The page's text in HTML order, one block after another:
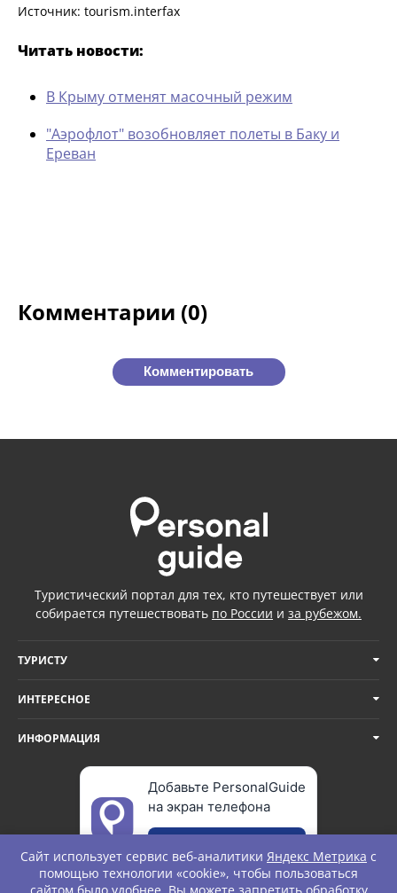
Источник: tourism.interfax
Читать новости:
В Крыму отменят масочный режим
"Аэрофлот" возобновляет полеты в Баку и
Ереван
Комментарии (0)
Комментировать
Туристический портал для тех, кто путешествует или
собирается путешествовать по России и за рубежом.
ТУРИСТУ
ИНТЕРЕСНОЕ
ИНФОРМАЦИЯ
Добавьте PersonalGuide
на экран телефона
Сайт использует сервис веб-аналитики Яндекс Метрика с
помощью технологии «cookie», чтобы пользоваться